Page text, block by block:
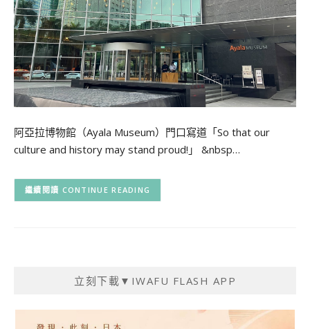
阿亞拉博物館（Ayala Museum）門口寫道「So that our
culture and history may stand proud!」 &nbsp…
CONTINUE READING
立刻下載▼IWAFU FLASH APP